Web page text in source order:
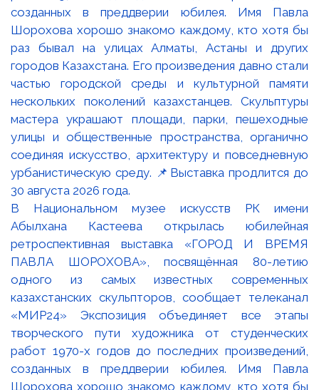
В Национальном музее искусств РК имени
Абылхана Кастеева открылась юбилейная
ретроспективная выставка «ГОРОД И ВРЕМЯ
ПАВЛА ШОРОХОВА», посвящённая 80-летию
одного из самых известных современных
казахстанских скульпторов, сообщает телеканал
«МИР24» Экспозиция объединяет все этапы
творческого пути художника от студенческих
работ 1970-х годов до последних произведений,
созданных в преддверии юбилея. Имя Павла
Шорохова хорошо знакомо каждому, кто хотя бы